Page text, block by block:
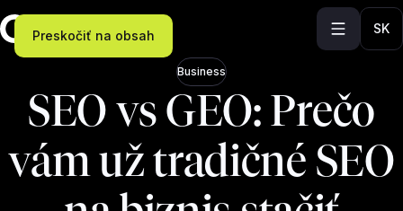
Preskočiť na obsah SK
Business
SEO vs GEO: Prečo
vám už tradičné SEO